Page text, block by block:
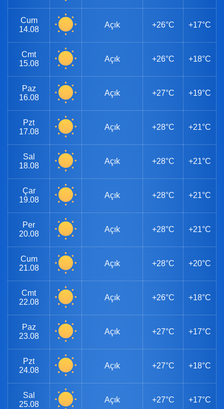
Cum
14.08
Açık +26°C +17°C
Cmt
15.08
Açık +26°C +18°C
Paz
16.08
Açık +27°C +19°C
Pzt
17.08
Açık +28°C +21°C
Sal
18.08
Açık +28°C +21°C
Çar
19.08
Açık +28°C +21°C
Per
20.08
Açık +28°C +21°C
Cum
21.08
Açık +28°C +20°C
Cmt
22.08
Açık +26°C +18°C
Paz
23.08
Açık +27°C +17°C
Pzt
24.08
Açık +27°C +18°C
Sal
25.08
Açık +27°C +17°C